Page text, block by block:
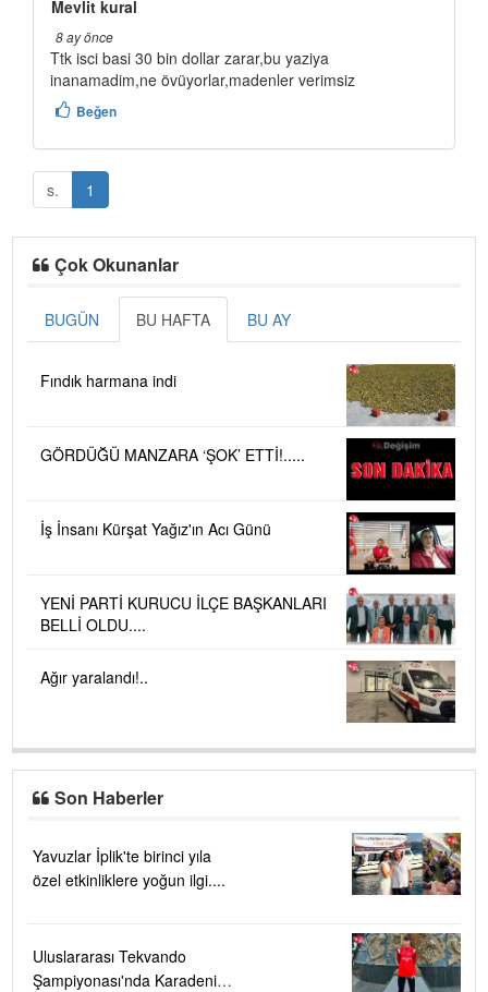
Mevlit kural
8 ay önce
Ttk isci basi 30 bin dollar zarar,bu yaziya
inanamadim,ne övüyorlar,madenler verimsiz
Beğen
s. 1
Çok Okunanlar
BUGÜN BU HAFTA BU AY
Fındık harmana indi
GÖRDÜĞÜ MANZARA ‘ŞOK’ ETTİ!.....
İş İnsanı Kürşat Yağız'ın Acı Günü
YENİ PARTİ KURUCU İLÇE BAŞKANLARI
BELLİ OLDU....
Ağır yaralandı!..
Son Haberler
Yavuzlar İplik'te birinci yıla
özel etkinliklere yoğun ilgi....
Uluslararası Tekvando
Şampiyonası'nda Karadeniz